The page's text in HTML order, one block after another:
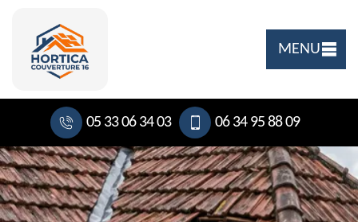
MENU
05 33 06 34 03 06 34 95 88 09